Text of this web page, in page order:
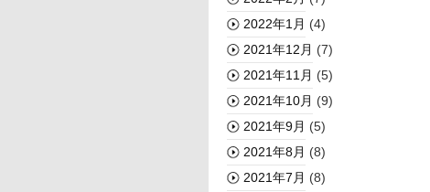
2022年1月 (4)
2021年12月 (7)
2021年11月 (5)
2021年10月 (9)
2021年9月 (5)
2021年8月 (8)
2021年7月 (8)